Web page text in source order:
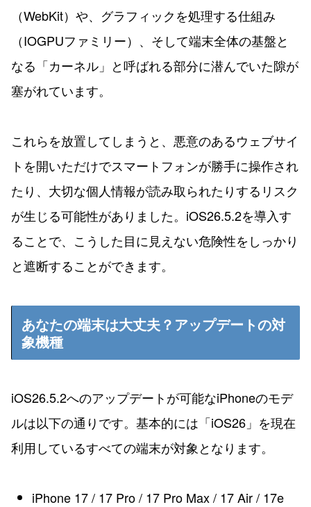
（WebKit）や、グラフィックを処理する仕組み
（IOGPUファミリー）、そして端末全体の基盤と
なる「カーネル」と呼ばれる部分に潜んでいた隙が
塞がれています。
これらを放置してしまうと、悪意のあるウェブサイ
トを開いただけでスマートフォンが勝手に操作され
たり、大切な個人情報が読み取られたりするリスク
が生じる可能性がありました。iOS26.5.2を導入す
ることで、こうした目に見えない危険性をしっかり
と遮断することができます。
あなたの端末は大丈夫？アップデートの対
象機種
iOS26.5.2へのアップデートが可能なiPhoneのモデ
ルは以下の通りです。基本的には「iOS26」を現在
利用しているすべての端末が対象となります。
iPhone 17 / 17 Pro / 17 Pro Max / 17 Air / 17e